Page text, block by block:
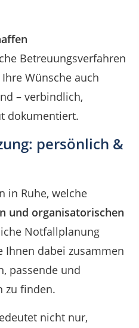
Betreuungsverfahren
Wünsche auch
– verbindlich,
dokumentiert.
persönlich &
in Ruhe, welche
und organisatorischen
Notfallplanung
dabei zusammen
passende und
zu finden.
nicht nur,